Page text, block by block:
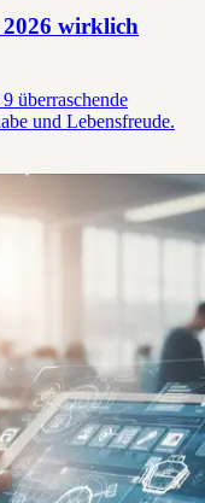
wirklich
überraschende
und Lebensfreude.